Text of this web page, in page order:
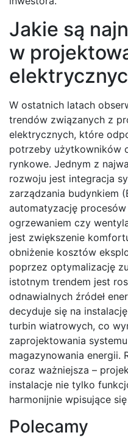
Jakie są
w
W ostatnich latach
trendów związanych z
elektrycznych, które
potrzeby użytkowników
rynkowe. Jednym z
rozwoju jest integracja
zarządzania budynkiem
automatyzację
ogrzewaniem czy
jest zwiększenie
obniżenie kosztów
poprzez optymalizację
istotnym trendem jest
odnawialnych źródeł
decyduje się na
turbin wiatrowych, co
zaprojektowania
magazynowania energii.
coraz ważniejsza –
instalacje nie tylko
harmonijnie wpisujące
Polecamy